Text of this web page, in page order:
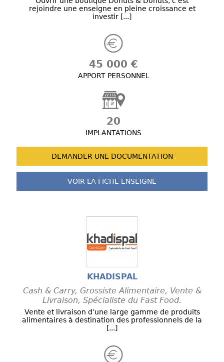
rejoindre une enseigne en pleine croissance et
investir [...]
45 000 €
APPORT PERSONNEL
20
IMPLANTATIONS
DEMANDER UNE DOCUMENTATION
VOIR LA FICHE ENSEIGNE
KHADISPAL
Cash & Carry, Grossiste Alimentaire, Vente &
Livraison, Spécialiste du Fast Food.
Vente et livraison d’une large gamme de produits
alimentaires à destination des professionnels de la
[...]